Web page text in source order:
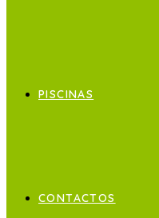
PISCINAS
CONTACTOS